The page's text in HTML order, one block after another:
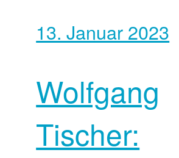
13. Januar 2023
Wolfgang
Tischer: